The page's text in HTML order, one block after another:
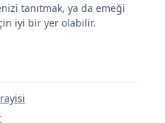
tanıtmak, ya da emeği
iyi bir yer olabilir.